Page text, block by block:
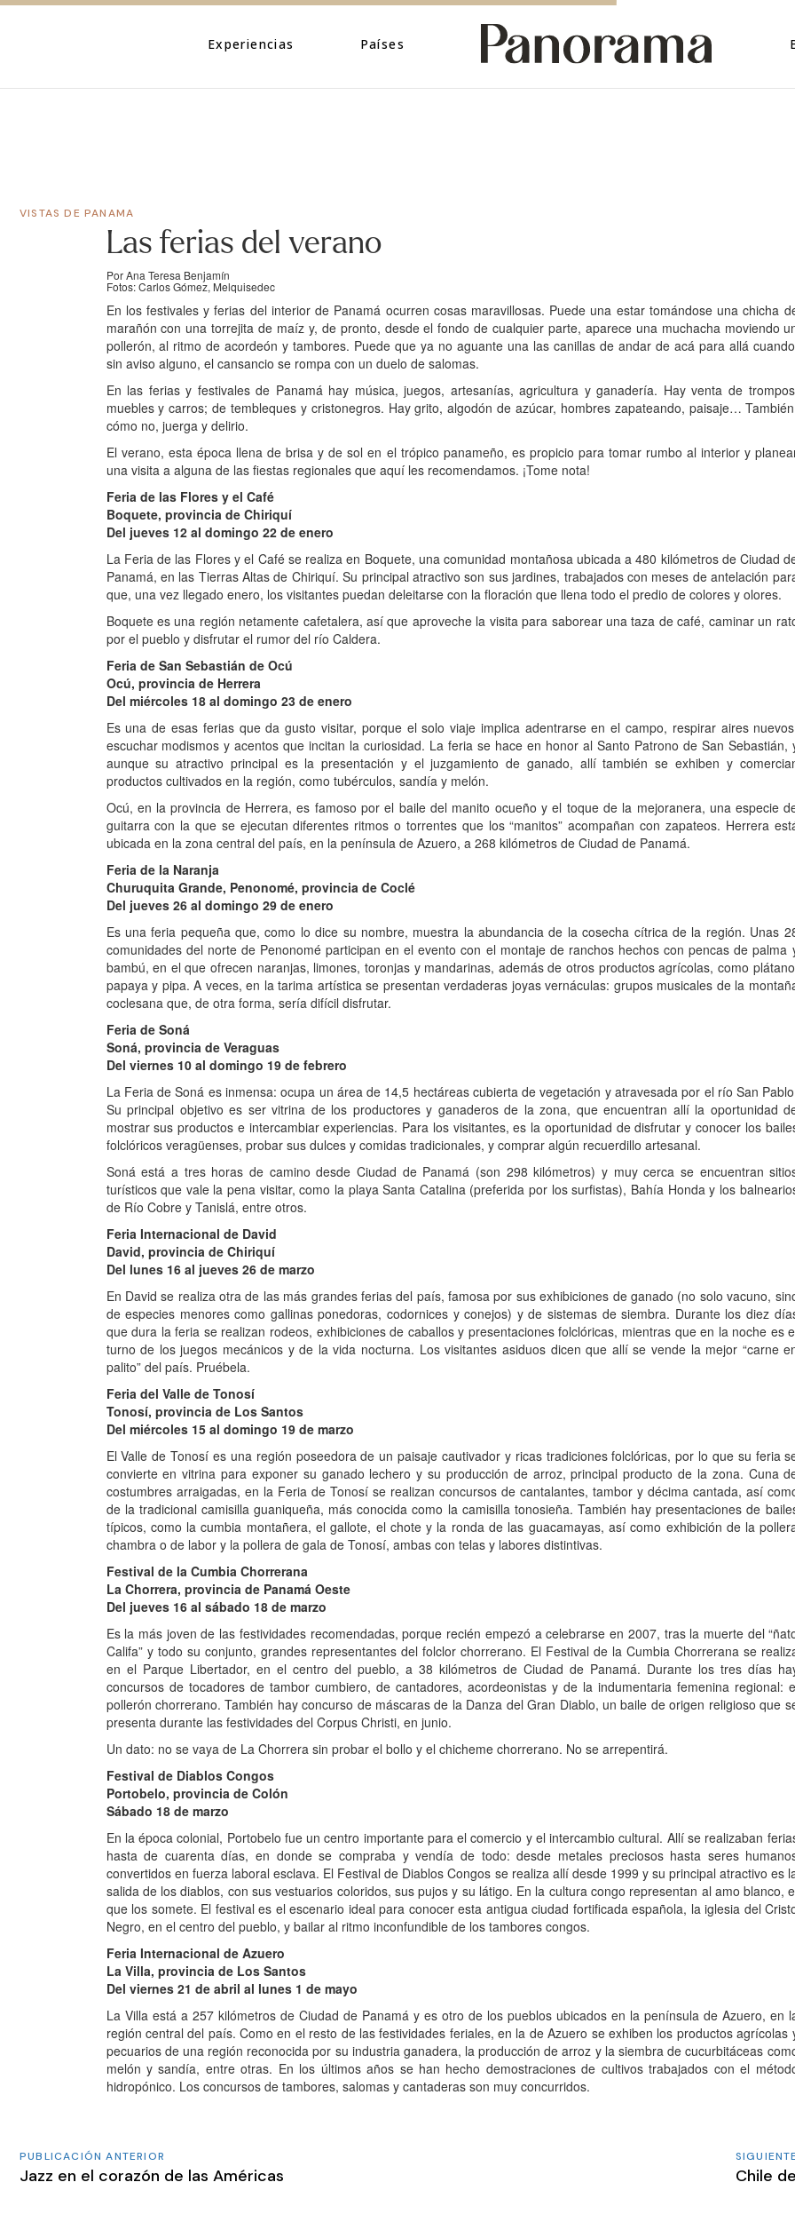
Experiencias
Urbano
Cultura
Países
Personajes
Centroamérica
VISTAS DE PANAMA
Las ferias del verano
Por Ana Teresa Benjamín
Fotos: Carlos Gómez, Melquisedec
En los festivales y ferias del interior de Panamá ocurren cosas maravillosas. Puede una estar tomándose una chicha
marañón con una torrejita de maíz y, de pronto, desde el fondo de cualquier parte, aparece una muchacha moviendo
pollerón, al ritmo de acordeón y tambores. Puede que ya no aguante una las canillas de andar de acá para allá
sin aviso alguno, el cansancio se rompa con un duelo de salomas.
En las ferias y festivales de Panamá hay música, juegos, artesanías, agricultura y ganadería. Hay venta de
muebles y carros; de tembleques y cristonegros. Hay grito, algodón de azúcar, hombres zapateando, paisaje…
cómo no, juerga y delirio.
El verano, esta época llena de brisa y de sol en el trópico panameño, es propicio para tomar rumbo al interior y
una visita a alguna de las fiestas regionales que aquí les recomendamos. ¡Tome nota!
Feria de las Flores y el Café
Boquete, provincia de Chiriquí
Del jueves 12 al domingo 22 de enero
La Feria de las Flores y el Café se realiza en Boquete, una comunidad montañosa ubicada a 480 kilómetros de Ciudad
Panamá, en las Tierras Altas de Chiriquí. Su principal atractivo son sus jardines, trabajados con meses de antelación
que, una vez llegado enero, los visitantes puedan deleitarse con la floración que llena todo el predio de colores y olores.
Boquete es una región netamente cafetalera, así que aproveche la visita para saborear una taza de café, caminar un
por el pueblo y disfrutar el rumor del río Caldera.
Feria de San Sebastián de Ocú
Ocú, provincia de Herrera
Del miércoles 18 al domingo 23 de enero
Es una de esas ferias que da gusto visitar, porque el solo viaje implica adentrarse en el campo, respirar aires
escuchar modismos y acentos que incitan la curiosidad. La feria se hace en honor al Santo Patrono de San Sebastián,
aunque su atractivo principal es la presentación y el juzgamiento de ganado, allí también se exhiben y
productos cultivados en la región, como tubérculos, sandía y melón.
Ocú, en la provincia de Herrera, es famoso por el baile del manito ocueño y el toque de la mejoranera, una especie
guitarra con la que se ejecutan diferentes ritmos o torrentes que los “manitos” acompañan con zapateos. Herrera
ubicada en la zona central del país, en la península de Azuero, a 268 kilómetros de Ciudad de Panamá.
Feria de la Naranja
Churuquita Grande, Penonomé, provincia de Coclé
Del jueves 26 al domingo 29 de enero
Es una feria pequeña que, como lo dice su nombre, muestra la abundancia de la cosecha cítrica de la región. Unas
comunidades del norte de Penonomé participan en el evento con el montaje de ranchos hechos con pencas de palma
bambú, en el que ofrecen naranjas, limones, toronjas y mandarinas, además de otros productos agrícolas, como
papaya y pipa. A veces, en la tarima artística se presentan verdaderas joyas vernáculas: grupos musicales de la
coclesana que, de otra forma, sería difícil disfrutar.
Feria de Soná
Soná, provincia de Veraguas
Del viernes 10 al domingo 19 de febrero
La Feria de Soná es inmensa: ocupa un área de 14,5 hectáreas cubierta de vegetación y atravesada por el río San
Su principal objetivo es ser vitrina de los productores y ganaderos de la zona, que encuentran allí la oportunidad
mostrar sus productos e intercambiar experiencias. Para los visitantes, es la oportunidad de disfrutar y conocer los
folclóricos veragüenses, probar sus dulces y comidas tradicionales, y comprar algún recuerdillo artesanal.
Soná está a tres horas de camino desde Ciudad de Panamá (son 298 kilómetros) y muy cerca se encuentran
turísticos que vale la pena visitar, como la playa Santa Catalina (preferida por los surfistas), Bahía Honda y los
de Río Cobre y Tanislá, entre otros.
Feria Internacional de David
David, provincia de Chiriquí
Del lunes 16 al jueves 26 de marzo
En David se realiza otra de las más grandes ferias del país, famosa por sus exhibiciones de ganado (no solo vacuno,
de especies menores como gallinas ponedoras, codornices y conejos) y de sistemas de siembra. Durante los diez
que dura la feria se realizan rodeos, exhibiciones de caballos y presentaciones folclóricas, mientras que en la noche es
turno de los juegos mecánicos y de la vida nocturna. Los visitantes asiduos dicen que allí se vende la mejor “carne
palito” del país. Pruébela.
Feria del Valle de Tonosí
Tonosí, provincia de Los Santos
Del miércoles 15 al domingo 19 de marzo
El Valle de Tonosí es una región poseedora de un paisaje cautivador y ricas tradiciones folclóricas, por lo que su feria
convierte en vitrina para exponer su ganado lechero y su producción de arroz, principal producto de la zona. Cuna
costumbres arraigadas, en la Feria de Tonosí se realizan concursos de cantalantes, tambor y décima cantada, así
de la tradicional camisilla guaniqueña, más conocida como la camisilla tonosieña. También hay presentaciones de
típicos, como la cumbia montañera, el gallote, el chote y la ronda de las guacamayas, así como exhibición de la
chambra o de labor y la pollera de gala de Tonosí, ambas con telas y labores distintivas.
Festival de la Cumbia Chorrerana
La Chorrera, provincia de Panamá Oeste
Del jueves 16 al sábado 18 de marzo
Es la más joven de las festividades recomendadas, porque recién empezó a celebrarse en 2007, tras la muerte del
Califa” y todo su conjunto, grandes representantes del folclor chorrerano. El Festival de la Cumbia Chorrerana se
en el Parque Libertador, en el centro del pueblo, a 38 kilómetros de Ciudad de Panamá. Durante los tres días
concursos de tocadores de tambor cumbiero, de cantadores, acordeonistas y de la indumentaria femenina regional:
pollerón chorrerano. También hay concurso de máscaras de la Danza del Gran Diablo, un baile de origen religioso que
presenta durante las festividades del Corpus Christi, en junio.
Un dato: no se vaya de La Chorrera sin probar el bollo y el chicheme chorrerano. No se arrepentirá.
Festival de Diablos Congos
Portobelo, provincia de Colón
Sábado 18 de marzo
En la época colonial, Portobelo fue un centro importante para el comercio y el intercambio cultural. Allí se realizaban
hasta de cuarenta días, en donde se compraba y vendía de todo: desde metales preciosos hasta seres
convertidos en fuerza laboral esclava. El Festival de Diablos Congos se realiza allí desde 1999 y su principal atractivo es
salida de los diablos, con sus vestuarios coloridos, sus pujos y su látigo. En la cultura congo representan al amo blanco,
que los somete. El festival es el escenario ideal para conocer esta antigua ciudad fortificada española, la iglesia del
Negro, en el centro del pueblo, y bailar al ritmo inconfundible de los tambores congos.
Feria Internacional de Azuero
La Villa, provincia de Los Santos
Del viernes 21 de abril al lunes 1 de mayo
La Villa está a 257 kilómetros de Ciudad de Panamá y es otro de los pueblos ubicados en la península de Azuero, en
región central del país. Como en el resto de las festividades feriales, en la de Azuero se exhiben los productos agrícolas
pecuarios de una región reconocida por su industria ganadera, la producción de arroz y la siembra de cucurbitáceas
melón y sandía, entre otras. En los últimos años se han hecho demostraciones de cultivos trabajados con el
hidropónico. Los concursos de tambores, salomas y cantaderas son muy concurridos.
PUBLICACIÓN ANTERIOR
Jazz en el corazón de las Américas Chile